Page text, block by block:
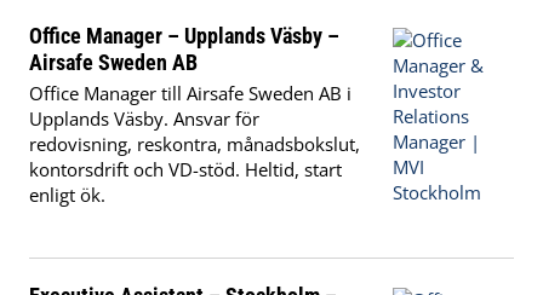
Office Manager – Upplands Väsby –
Airsafe Sweden AB
Office Manager till Airsafe Sweden AB i
Upplands Väsby. Ansvar för
redovisning, reskontra, månadsbokslut,
kontorsdrift och VD-stöd. Heltid, start
enligt ök.